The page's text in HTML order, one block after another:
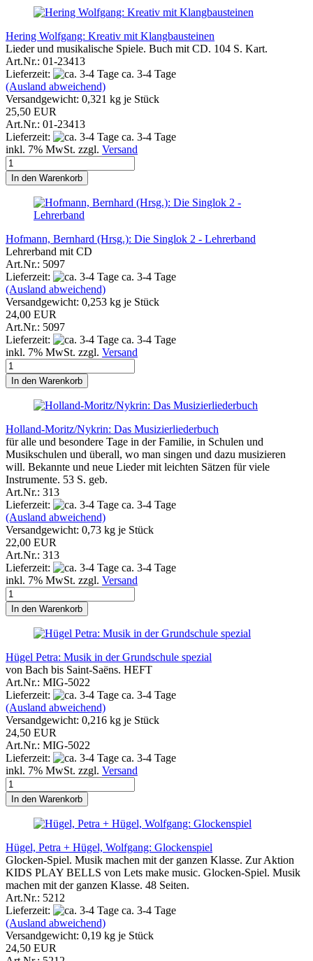
Hering Wolfgang: Kreativ mit Klangbausteinen
Lieder und musikalische Spiele. Buch mit CD. 104 S. Kart.
Art.Nr.: 01-23413
Lieferzeit:
ca. 3-4 Tage
(Ausland abweichend)
Versandgewicht: 0,321 kg je Stück
25,50 EUR
Art.Nr.: 01-23413
Lieferzeit:
ca. 3-4 Tage
inkl. 7% MwSt. zzgl. Versand
In den Warenkorb
Hofmann, Bernhard (Hrsg.): Die Singlok 2 - Lehrerband
Lehrerband mit CD
Art.Nr.: 5097
Lieferzeit:
ca. 3-4 Tage
(Ausland abweichend)
Versandgewicht: 0,253 kg je Stück
24,00 EUR
Art.Nr.: 5097
Lieferzeit:
ca. 3-4 Tage
inkl. 7% MwSt. zzgl. Versand
In den Warenkorb
Holland-Moritz/Nykrin: Das Musizierliederbuch
für alle und besondere Tage in der Familie, in Schulen und
Musikschulen und überall, wo man singen und dazu musizieren
will. Bekannte und neue Lieder mit leichten Sätzen für viele
Instrumente. 53 S. geb.
Art.Nr.: 313
Lieferzeit:
ca. 3-4 Tage
(Ausland abweichend)
Versandgewicht: 0,73 kg je Stück
22,00 EUR
Art.Nr.: 313
Lieferzeit:
ca. 3-4 Tage
inkl. 7% MwSt. zzgl. Versand
In den Warenkorb
Hügel Petra: Musik in der Grundschule spezial
von Bach bis Saint-Saëns. HEFT
Art.Nr.: MIG-5022
Lieferzeit:
ca. 3-4 Tage
(Ausland abweichend)
Versandgewicht: 0,216 kg je Stück
24,50 EUR
Art.Nr.: MIG-5022
Lieferzeit:
ca. 3-4 Tage
inkl. 7% MwSt. zzgl. Versand
In den Warenkorb
Hügel, Petra + Hügel, Wolfgang: Glockenspiel
Glocken-Spiel. Musik machen mit der ganzen Klasse. Zur Aktion
KIDS PLAY BELLS von Lets make music. Glocken-Spiel. Musik
machen mit der ganzen Klasse. 48 Seiten.
Art.Nr.: 5212
Lieferzeit:
ca. 3-4 Tage
(Ausland abweichend)
Versandgewicht: 0,19 kg je Stück
24,50 EUR